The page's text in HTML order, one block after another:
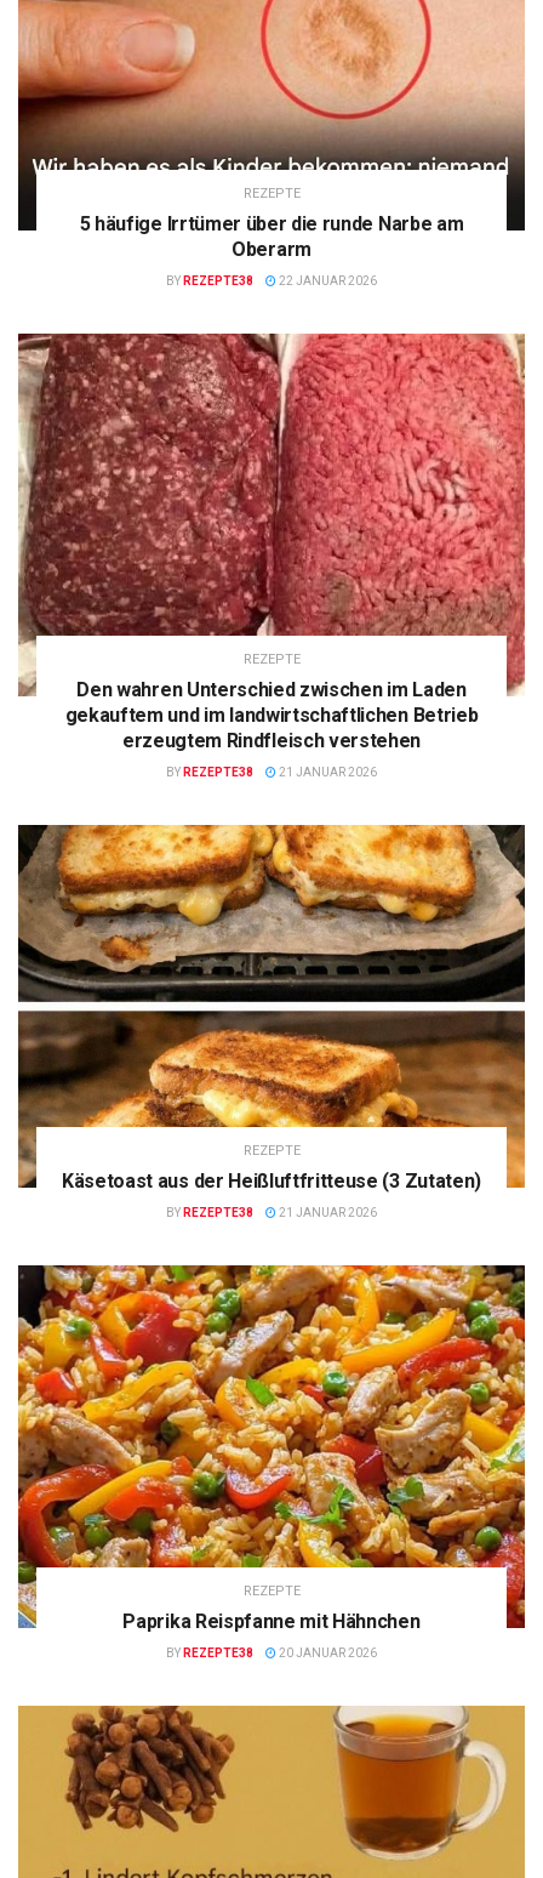
REZEPTE
5 häufige Irrtümer über die runde Narbe am
Oberarm
BY REZEPTE38 22 JANUAR 2026
REZEPTE
Den wahren Unterschied zwischen im Laden
gekauftem und im landwirtschaftlichen Betrieb
erzeugtem Rindfleisch verstehen
BY REZEPTE38 21 JANUAR 2026
REZEPTE
Käsetoast aus der Heißluftfritteuse (3 Zutaten)
BY REZEPTE38 21 JANUAR 2026
REZEPTE
Paprika Reispfanne mit Hähnchen
BY REZEPTE38 20 JANUAR 2026